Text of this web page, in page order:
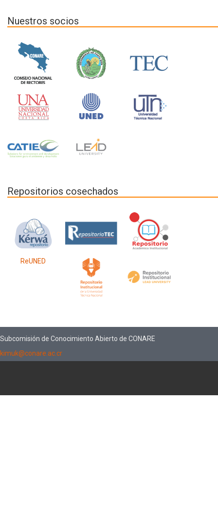
Nuestros socios
Repositorios cosechados
ReUNED
Subcomisión de Conocimiento Abierto de CONARE
kimuk@conare.ac.cr